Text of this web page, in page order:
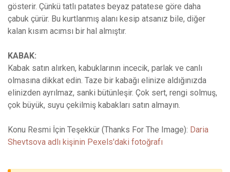
gösterir. Çünkü tatlı patates beyaz patatese göre daha
çabuk çürür. Bu kurtlanmış alanı kesip atsanız bile, diğer
kalan kısım acımsı bir hal almıştır.
KABAK:
Kabak satın alırken, kabuklarının incecik, parlak ve canlı
olmasına dikkat edin. Taze bir kabağı elinize aldığınızda
elinizden ayrılmaz, sanki bütünleşir. Çok sert, rengi solmuş,
çok büyük, suyu çekilmiş kabakları satın almayın.
Konu Resmi İçin Teşekkür (Thanks For The Image): Daria
Shevtsova adlı kişinin Pexels'daki fotoğrafı